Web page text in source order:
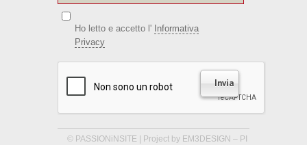
Ho letto e accetto l' Informativa
Privacy
© PASSIONiNSITE | Project by EM3DESIGN – PI